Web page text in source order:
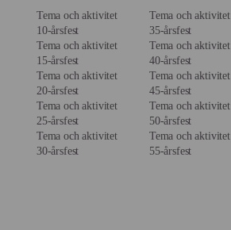
Tema och aktivitet
10-årsfest
Tema och aktivitet
15-årsfest
Tema och aktivitet
20-årsfest
Tema och aktivitet
25-årsfest
Tema och aktivitet
30-årsfest
Tema och aktivitet
35-årsfest
Tema och aktivitet
40-årsfest
Tema och aktivitet
45-årsfest
Tema och aktivitet
50-årsfest
Tema och aktivitet
55-årsfest